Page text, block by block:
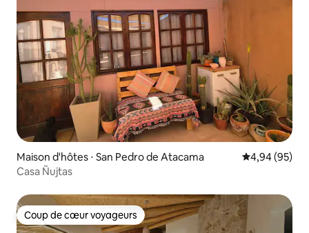
Maison d'hôtes ⋅ San Pedro de Atacama Évaluation
4,94 (95)
Casa Ñujtas
Coup de cœur voyageurs
Coup de cœur voyageurs